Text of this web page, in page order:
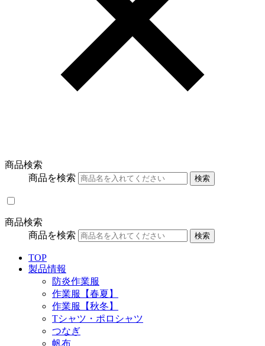
商品検索
商品を検索
検索
商品検索
商品を検索
検索
TOP
製品情報
防炎作業服
作業服【春夏】
作業服【秋冬】
Tシャツ・ポロシャツ
つなぎ
帆布